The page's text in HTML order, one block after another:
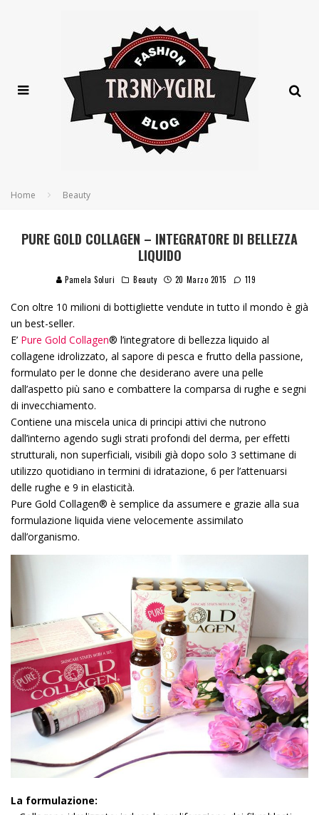
Home Beauty
PURE GOLD COLLAGEN – INTEGRATORE DI BELLEZZA
LIQUIDO
Pamela Soluri Beauty 20 Marzo 2015 119
Con oltre 10 milioni di bottigliette vendute in tutto il mondo è già
un best-seller.
E’ Pure Gold Collagen® l’integratore di bellezza liquido al
collagene idrolizzato, al sapore di pesca e frutto della passione,
formulato per le donne che desiderano avere una pelle
dall’aspetto più sano e combattere la comparsa di rughe e segni
di invecchiamento.
Contiene una miscela unica di principi attivi che nutrono
dall’interno agendo sugli strati profondi del derma, per effetti
strutturali, non superficiali, visibili già dopo solo 3 settimane di
utilizzo quotidiano in termini di idratazione, 6 per l’attenuarsi
delle rughe e 9 in elasticità.
Pure Gold Collagen® è semplice da assumere e grazie alla sua
formulazione liquida viene velocemente assimilato
dall’organismo.
La formulazione: